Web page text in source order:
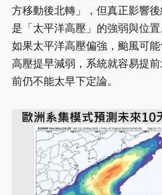
方移動後北轉」，但真正影響
是「太平洋高壓」的強弱與位置
如果太平洋高壓偏強，颱風可
高壓提早減弱，系統就容易提
前仍不能太早下定論。